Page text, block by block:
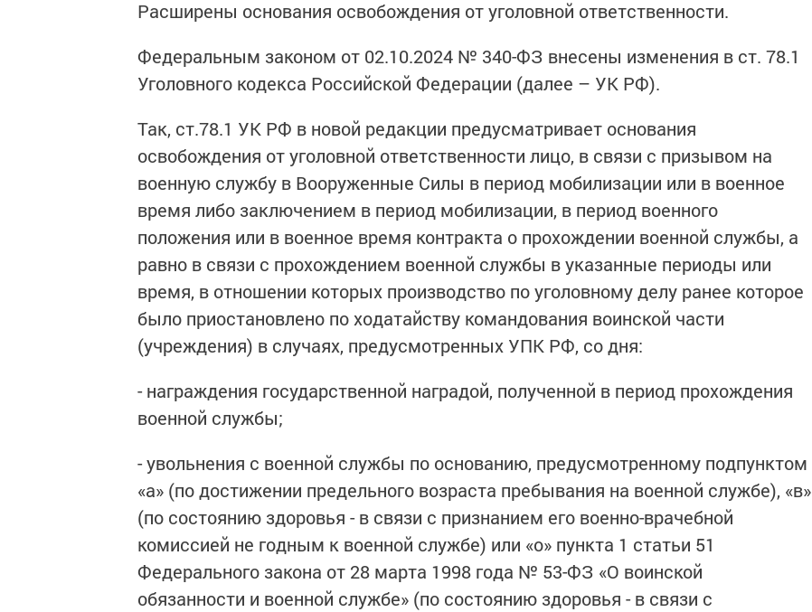
Расширены основания освобождения от уголовной ответственности.
Федеральным законом от 02.10.2024 № 340-ФЗ внесены изменения в ст. 78.1
Уголовного кодекса Российской Федерации (далее – УК РФ).
Так, ст.78.1 УК РФ в новой редакции предусматривает основания
освобождения от уголовной ответственности лицо, в связи с призывом на
военную службу в Вооруженные Силы в период мобилизации или в военное
время либо заключением в период мобилизации, в период военного
положения или в военное время контракта о прохождении военной службы, а
равно в связи с прохождением военной службы в указанные периоды или
время, в отношении которых производство по уголовному делу ранее которое
было приостановлено по ходатайству командования воинской части
(учреждения) в случаях, предусмотренных УПК РФ, со дня:
- награждения государственной наградой, полученной в период прохождения
военной службы;
- увольнения с военной службы по основанию, предусмотренному подпунктом
«а» (по достижении предельного возраста пребывания на военной службе), «в»
(по состоянию здоровья - в связи с признанием его военно-врачебной
комиссией не годным к военной службе) или «о» пункта 1 статьи 51
Федерального закона от 28 марта 1998 года № 53-ФЗ «О воинской
обязанности и военной службе» (по состоянию здоровья - в связи с